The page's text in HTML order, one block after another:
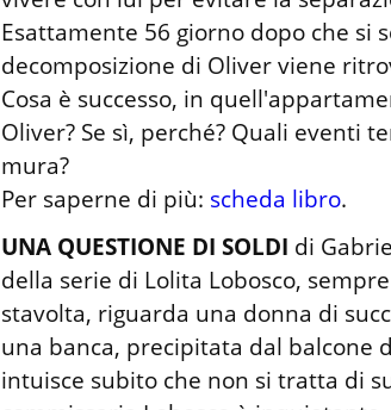
Esattamente 56 giorno dopo che si
decomposizione di Oliver viene
Cosa è successo, in
Oliver? Se sì, perché? Quali eventi
mura?
Per saperne di più: scheda libro.
UNA QUESTIONE DI SOLDI di
della serie di Lolita Lobosco,
stavolta, riguarda una donna di
una banca, precipitata dal balcone
intuisce subito che non si tratta di